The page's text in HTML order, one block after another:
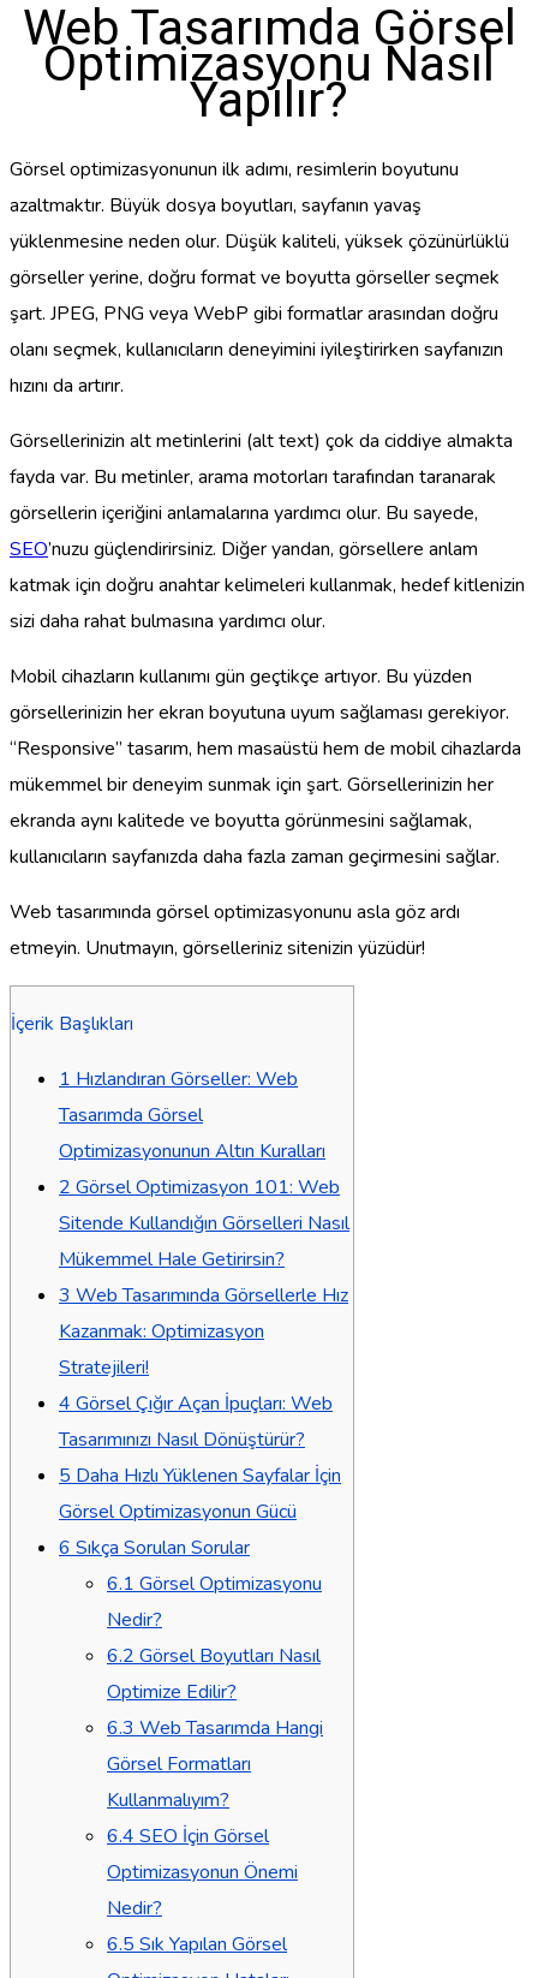
Web Tasarımda Görsel
Optimizasyonu Nasıl
Yapılır?
Görsel optimizasyonunun ilk adımı, resimlerin boyutunu
azaltmaktır. Büyük dosya boyutları, sayfanın yavaş
yüklenmesine neden olur. Düşük kaliteli, yüksek çözünürlüklü
görseller yerine, doğru format ve boyutta görseller seçmek
şart. JPEG, PNG veya WebP gibi formatlar arasından doğru
olanı seçmek, kullanıcıların deneyimini iyileştirirken sayfanızın
hızını da artırır.
Görsellerinizin alt metinlerini (alt text) çok da ciddiye almakta
fayda var. Bu metinler, arama motorları tarafından taranarak
görsellerin içeriğini anlamalarına yardımcı olur. Bu sayede,
SEO’nuzu güçlendirirsiniz. Diğer yandan, görsellere anlam
katmak için doğru anahtar kelimeleri kullanmak, hedef kitlenizin
sizi daha rahat bulmasına yardımcı olur.
Mobil cihazların kullanımı gün geçtikçe artıyor. Bu yüzden
görsellerinizin her ekran boyutuna uyum sağlaması gerekiyor.
“Responsive” tasarım, hem masaüstü hem de mobil cihazlarda
mükemmel bir deneyim sunmak için şart. Görsellerinizin her
ekranda aynı kalitede ve boyutta görünmesini sağlamak,
kullanıcıların sayfanızda daha fazla zaman geçirmesini sağlar.
Web tasarımında görsel optimizasyonunu asla göz ardı
etmeyin. Unutmayın, görselleriniz sitenizin yüzüdür!
İçerik Başlıkları
1 Hızlandıran Görseller: Web
Tasarımda Görsel
Optimizasyonunun Altın Kuralları
2 Görsel Optimizasyon 101: Web
Sitende Kullandığın Görselleri Nasıl
Mükemmel Hale Getirirsin?
3 Web Tasarımında Görsellerle Hız
Kazanmak: Optimizasyon
Stratejileri!
4 Görsel Çığır Açan İpuçları: Web
Tasarımınızı Nasıl Dönüştürür?
5 Daha Hızlı Yüklenen Sayfalar İçin
Görsel Optimizasyonun Gücü
6 Sıkça Sorulan Sorular
6.1 Görsel Optimizasyonu
Nedir?
6.2 Görsel Boyutları Nasıl
Optimize Edilir?
6.3 Web Tasarımda Hangi
Görsel Formatları
Kullanmalıyım?
6.4 SEO İçin Görsel
Optimizasyonun Önemi
Nedir?
6.5 Sık Yapılan Görsel